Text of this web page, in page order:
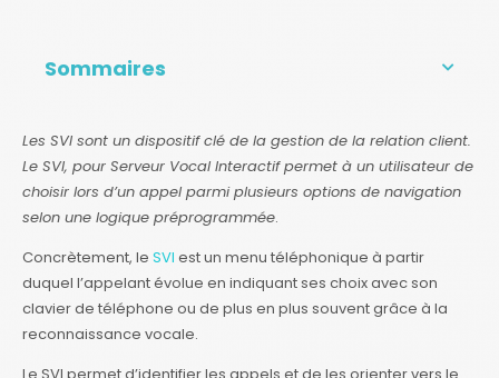
Sommaires
Les SVI sont un dispositif clé de la gestion de la relation client.
Le SVI, pour Serveur Vocal Interactif permet à un utilisateur de
choisir lors d’un appel parmi plusieurs options de navigation
selon une logique préprogrammée.
Concrètement, le SVI est un menu téléphonique à partir
duquel l’appelant évolue en indiquant ses choix avec son
clavier de téléphone ou de plus en plus souvent grâce à la
reconnaissance vocale.